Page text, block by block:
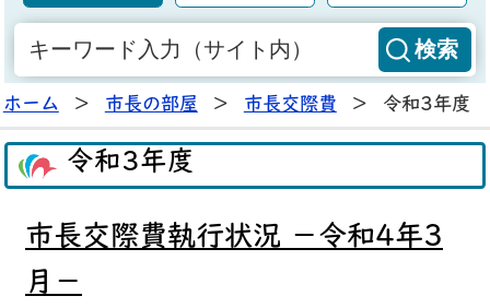
ホーム > 市長の部屋 > 市長交際費 > 令和3年度
令和3年度
市長交際費執行状況 －令和4年3
月－